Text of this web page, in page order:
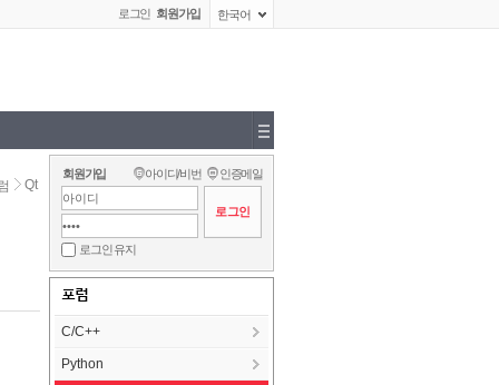
로그인 회원가입 한국어
Qt
회원가입 아이디/비번 인증메일
로그인 유지
포럼
C/C++
Python